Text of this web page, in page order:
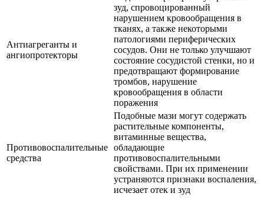
Антиагреганты и
ангиопротекторы
зуд, спровоцированный
нарушением кровообращения в
тканях, а также некоторыми
патологиями периферических
сосудов. Они не только улучшают
состояние сосудистой стенки, но и
предотвращают формирование
тромбов, нарушение
кровообращения в области
поражения
Противовоспалительные
средства
Подобные мази могут содержать
растительные компоненты,
витаминные вещества,
обладающие
противовоспалительными
свойствами. При их применении
устраняются признаки воспаления,
исчезает отек и зуд